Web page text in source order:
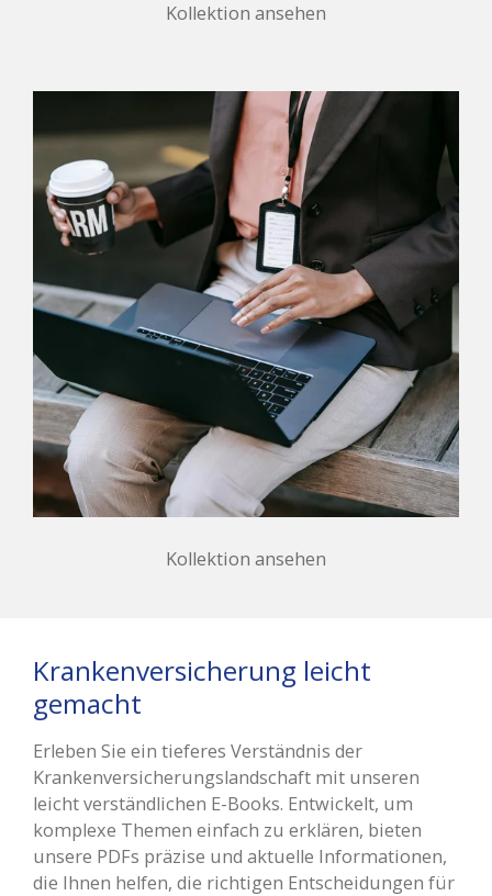
Kollektion ansehen
Kollektion ansehen
Krankenversicherung leicht
gemacht
Erleben Sie ein tieferes Verständnis der
Krankenversicherungslandschaft mit unseren
leicht verständlichen E-Books. Entwickelt, um
komplexe Themen einfach zu erklären, bieten
unsere PDFs präzise und aktuelle Informationen,
die Ihnen helfen, die richtigen Entscheidungen für